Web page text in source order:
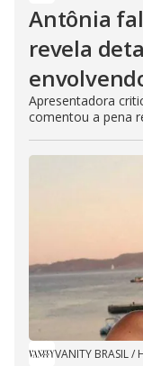
Antônia
revela
Apresentadora
comentou a pena
VANITY BRASIL/